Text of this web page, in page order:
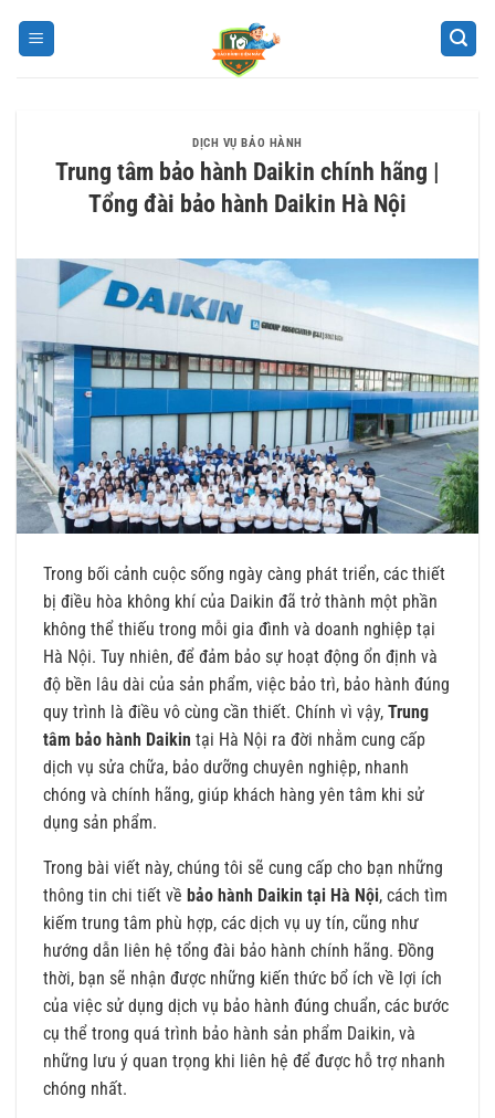
DỊCH VỤ BẢO HÀNH
Trung tâm bảo hành Daikin chính hãng |
Tổng đài bảo hành Daikin Hà Nội
Trong bối cảnh cuộc sống ngày càng phát triển, các thiết
bị điều hòa không khí của Daikin đã trở thành một phần
không thể thiếu trong mỗi gia đình và doanh nghiệp tại
Hà Nội. Tuy nhiên, để đảm bảo sự hoạt động ổn định và
độ bền lâu dài của sản phẩm, việc bảo trì, bảo hành đúng
quy trình là điều vô cùng cần thiết. Chính vì vậy, Trung
tâm bảo hành Daikin tại Hà Nội ra đời nhằm cung cấp
dịch vụ sửa chữa, bảo dưỡng chuyên nghiệp, nhanh
chóng và chính hãng, giúp khách hàng yên tâm khi sử
dụng sản phẩm.
Trong bài viết này, chúng tôi sẽ cung cấp cho bạn những
thông tin chi tiết về bảo hành Daikin tại Hà Nội, cách tìm
kiếm trung tâm phù hợp, các dịch vụ uy tín, cũng như
hướng dẫn liên hệ tổng đài bảo hành chính hãng. Đồng
thời, bạn sẽ nhận được những kiến thức bổ ích về lợi ích
của việc sử dụng dịch vụ bảo hành đúng chuẩn, các bước
cụ thể trong quá trình bảo hành sản phẩm Daikin, và
những lưu ý quan trọng khi liên hệ để được hỗ trợ nhanh
chóng nhất.